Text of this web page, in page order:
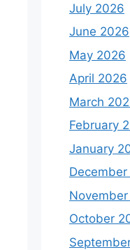
July 2026
June 2026
May 2026
April 2026
March
February
January
October